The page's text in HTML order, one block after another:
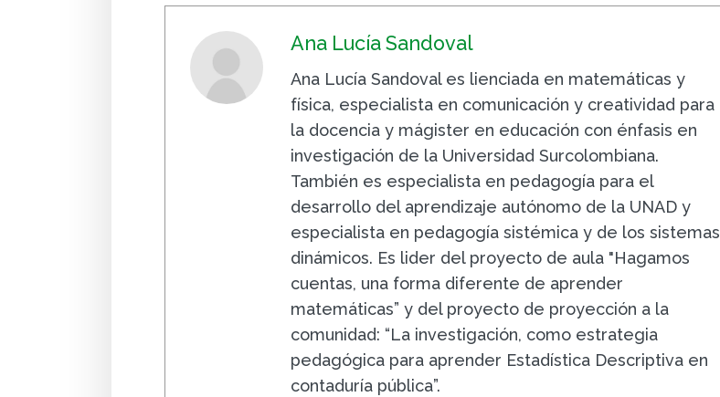
Ana Lucía Sandoval
Ana Lucía Sandoval es lienciada en matemáticas y
física, especialista en comunicación y creatividad para
la docencia y mágister en educación con énfasis en
investigación de la Universidad Surcolombiana.
También es especialista en pedagogía para el
desarrollo del aprendizaje autónomo de la UNAD y
especialista en pedagogía sistémica y de los sistemas
dinámicos. Es lider del proyecto de aula "Hagamos
cuentas, una forma diferente de aprender
matemáticas” y del proyecto de proyección a la
comunidad: “La investigación, como estrategia
pedagógica para aprender Estadística Descriptiva en
contaduría pública”.